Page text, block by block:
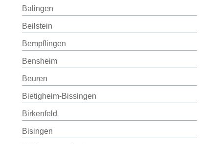
Balingen
Beilstein
Bempflingen
Bensheim
Beuren
Bietigheim-Bissingen
Birkenfeld
Bisingen